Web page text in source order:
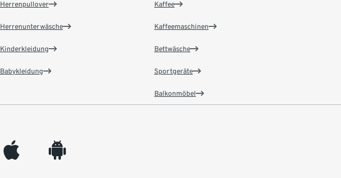
Herrenpullover
Herrenunterwäsche
Kinderkleidung
Babykleidung
Kaffee
Kaffeemaschinen
Bettwäsche
Sportgeräte
Balkonmöbel
appleinc android